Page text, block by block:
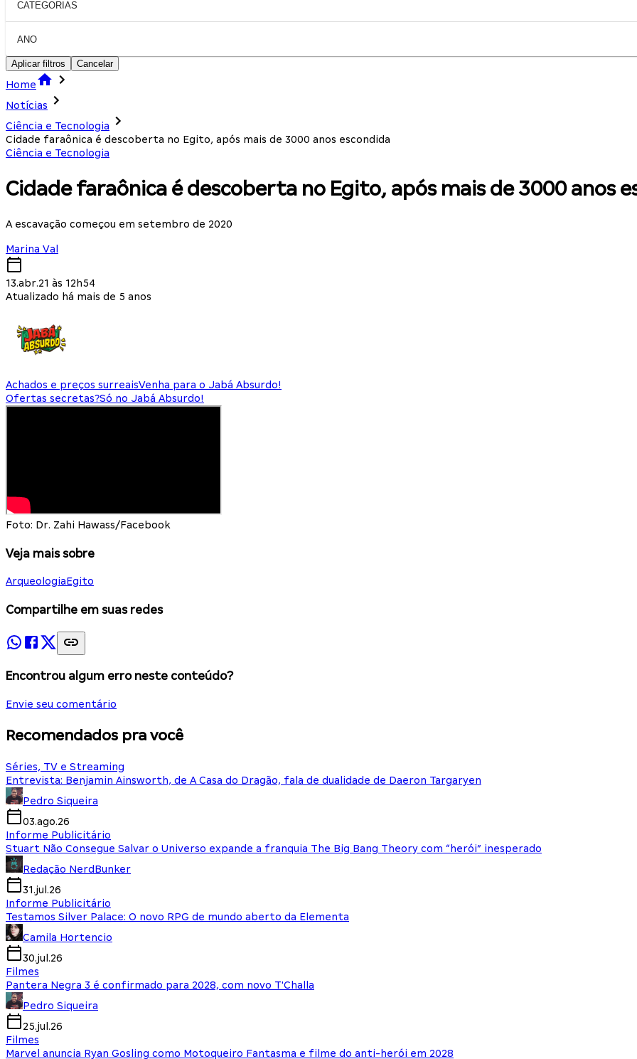
CATEGORIAS
ANO
Aplicar filtros Cancelar
Home
Notícias
Ciência e Tecnologia
Cidade faraônica é descoberta no Egito, após mais de 3000 anos escondida
Ciência e Tecnologia
Cidade faraônica é descoberta no Egito, após mais de 3000 anos
A escavação começou em setembro de 2020
Marina Val
13.abr.21 às 12h54
Atualizado há mais de 5 anos
Achados e preços surreaisVenha para o Jabá Absurdo!
Ofertas secretas?Só no Jabá Absurdo!
Foto: Dr. Zahi Hawass/Facebook
Veja mais sobre
ArqueologiaEgito
Compartilhe em suas redes
Encontrou algum erro neste conteúdo?
Envie seu comentário
Recomendados pra você
Séries, TV e Streaming
Entrevista: Benjamin Ainsworth, de A Casa do Dragão, fala de dualidade de Daeron Targaryen
Pedro Siqueira
03.ago.26
Informe Publicitário
Stuart Não Consegue Salvar o Universo expande a franquia The Big Bang Theory com “herói” inesperado
Redação NerdBunker
31.jul.26
Informe Publicitário
Testamos Silver Palace: O novo RPG de mundo aberto da Elementa
Camila Hortencio
30.jul.26
Filmes
Pantera Negra 3 é confirmado para 2028, com novo T'Challa
Pedro Siqueira
25.jul.26
Filmes
Marvel anuncia Ryan Gosling como Motoqueiro Fantasma e filme do anti-herói em 2028